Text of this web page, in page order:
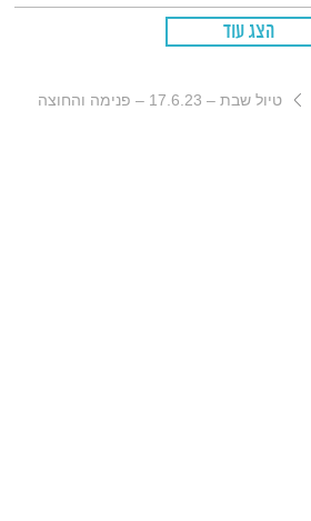
הצג עוד
טיול שבת – 17.6.23 – פנימה והחוצה